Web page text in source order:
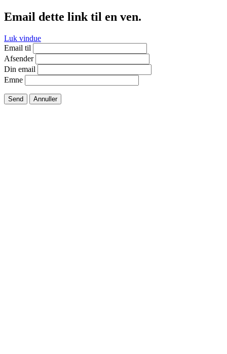
Email dette link til en ven.
Luk vindue
Email til
Afsender
Din email
Emne
Send Annuller